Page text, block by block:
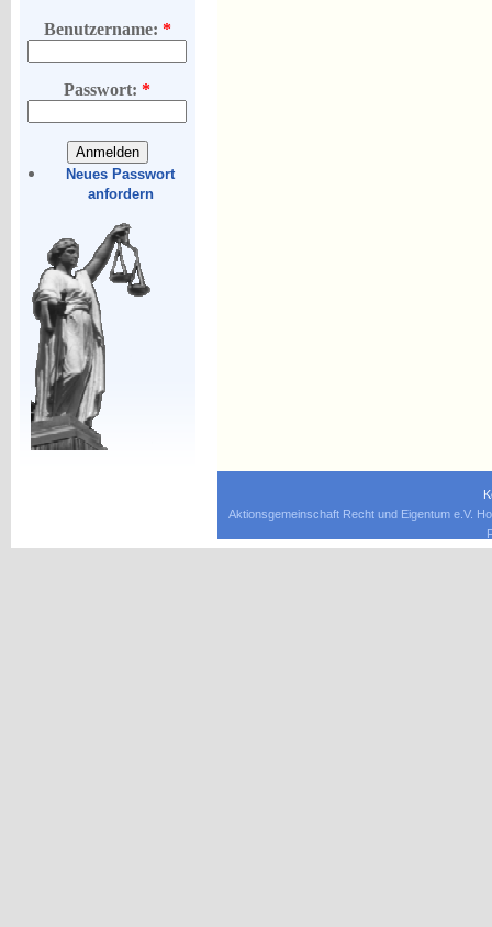
Benutzername: *
Passwort:*
Neues Passwort
anfordern
Aktionsgemeinschaft Recht und Eigentum e.V.